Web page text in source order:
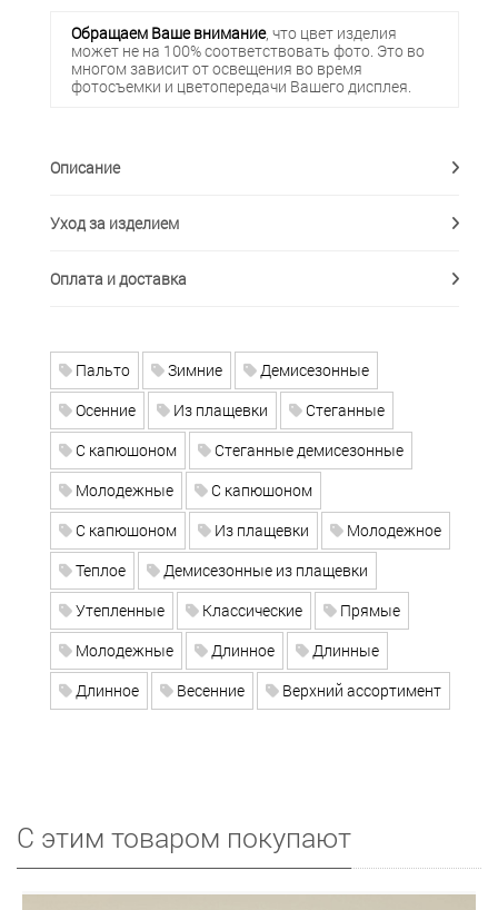
Обращаем Ваше внимание, что цвет изделия
может не на 100% соответствовать фото. Это во
многом зависит от освещения во время
фотосъемки и цветопередачи Вашего дисплея.
Описание
Уход за изделием
Оплата и доставка
Пальто Зимние
Демисезонные
Осенние
Из плащевки
Стеганные
С капюшоном
Стеганные демисезонные
Молодежные
С капюшоном
С капюшоном
Из плащевки
Молодежное
Теплое
Демисезонные из плащевки
Утепленные
Классические
Прямые
Молодежные
Длинное
Длинные
Длинное
Весенние Верхний ассортимент
С этим товаром покупают